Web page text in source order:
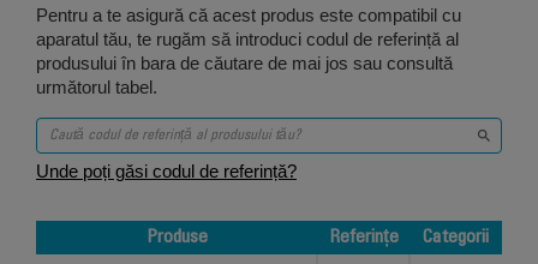
Pentru a te asigură că acest produs este compatibil cu
aparatul tău, te rugăm să introduci codul de referință al
produsului în bara de căutare de mai jos sau consultă
următorul tabel.
Unde poți găsi codul de referință?
Produse Referințe
Categorii